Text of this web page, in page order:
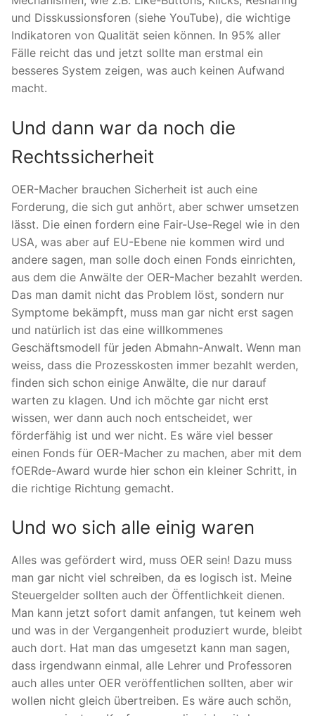
und Disskussionsforen (siehe YouTube), die wichtige
Indikatoren von Qualität seien können. In 95% aller
Fälle reicht das und jetzt sollte man erstmal ein
besseres System zeigen, was auch keinen Aufwand
macht.
Und dann war da noch die
Rechtssicherheit
OER-Macher brauchen Sicherheit ist auch eine
Forderung, die sich gut anhört, aber schwer umsetzen
lässt. Die einen fordern eine Fair-Use-Regel wie in den
USA, was aber auf EU-Ebene nie kommen wird und
andere sagen, man solle doch einen Fonds einrichten,
aus dem die Anwälte der OER-Macher bezahlt werden.
Das man damit nicht das Problem löst, sondern nur
Symptome bekämpft, muss man gar nicht erst sagen
und natürlich ist das eine willkommenes
Geschäftsmodell für jeden Abmahn-Anwalt. Wenn man
weiss, dass die Prozesskosten immer bezahlt werden,
finden sich schon einige Anwälte, die nur darauf
warten zu klagen. Und ich möchte gar nicht erst
wissen, wer dann auch noch entscheidet, wer
förderfähig ist und wer nicht. Es wäre viel besser
einen Fonds für OER-Macher zu machen, aber mit dem
fOERde-Award wurde hier schon ein kleiner Schritt, in
die richtige Richtung gemacht.
Und wo sich alle einig waren
Alles was gefördert wird, muss OER sein! Dazu muss
man gar nicht viel schreiben, da es logisch ist. Meine
Steuergelder sollten auch der Öffentlichkeit dienen.
Man kann jetzt sofort damit anfangen, tut keinem weh
und was in der Vergangenheit produziert wurde, bleibt
auch dort. Hat man das umgesetzt kann man sagen,
dass irgendwann einmal, alle Lehrer und Professoren
auch alles unter OER veröffentlichen sollten, aber wir
wollen nicht gleich übertreiben. Es wäre auch schön,